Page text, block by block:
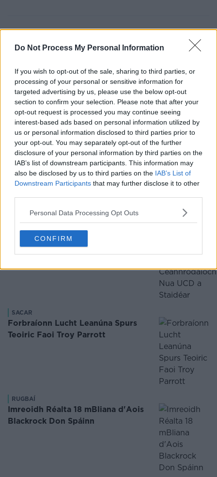
Do Not Process My Personal Information
If you wish to opt-out of the sale, sharing to third parties, or
processing of your personal or sensitive information for
targeted advertising by us, please use the below opt-out
section to confirm your selection. Please note that after your
opt-out request is processed you may continue seeing
interest-based ads based on personal information utilized by
us or personal information disclosed to third parties prior to
your opt-out. You may separately opt-out of the further
disclosure of your personal information by third parties on the
IAB’s list of downstream participants. This information may
also be disclosed by us to third parties on the IAB’s List of
Downstream Participants that may further disclose it to other
Personal Data Processing Opt Outs
CONFIRM
TRÁTH NA GCEIST QUIZ 2026 WORLD CUP
Roinn an scéal seo
FÓGRA
Cúiseanna Ar Chóir Duit Cúrsa
Ceannródaíoch Nua UCD a Staidéar
SACAR
Forbraíonn Lucht Leanúna Spurs
Teoiric Faoi Troy Parrott
RUGBAÍ
Imreoidh Réalta 18 mBliana d'Aois
Blackrock Don Spáinn